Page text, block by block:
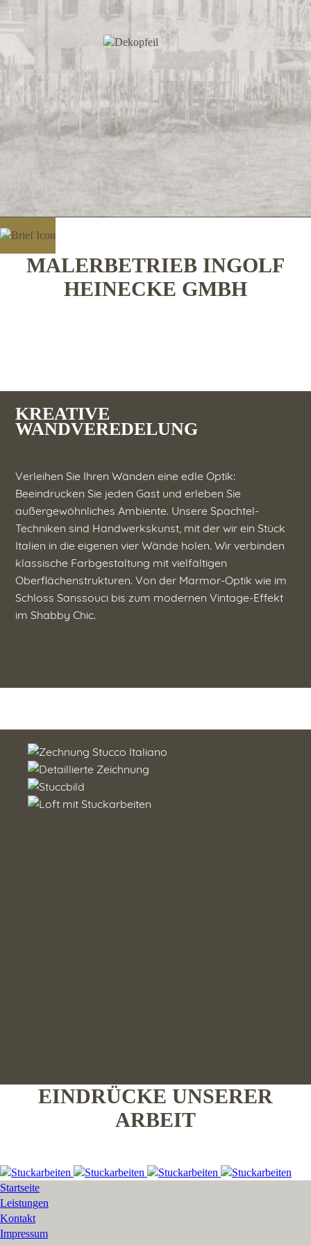
MALERBETRIEB INGOLF
HEINECKE GMBH
KREATIVE
WANDVEREDELUNG
Verleihen Sie Ihren Wänden eine edle Optik:
Beeindrucken Sie jeden Gast und erleben Sie
außergewöhnliches Ambiente. Unsere Spachtel-
Techniken sind Handwerkskunst, mit der wir ein Stück
Italien in die eigenen vier Wände holen. Wir verbinden
klassische Farbgestaltung mit vielfältigen
Oberflächenstrukturen. Von der Marmor-Optik wie im
Schloss Sanssouci bis zum modernen Vintage-Effekt
im Shabby Chic.
EINDRÜCKE UNSERER
ARBEIT
Startseite
Leistungen
Kontakt
Impressum